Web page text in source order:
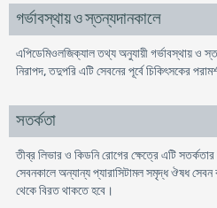
গর্ভাবস্থায় ও স্তন্যদানকালে
এপিডেমিওলজিক্যাল তথ্য অনুযায়ী গর্ভাবস্থায় ও
নিরাপদ, তদুপরি এটি সেবনের পূর্বে চিকিৎসকের
সতর্কতা
তীব্র লিভার ও কিডনি রোগের ক্ষেত্রে এটি
সেবনকালে অন্যান্য প্যারাসিটামল সমৃদ্ধ ঔষধ সেবন
থেকে বিরত থাকতে হবে।